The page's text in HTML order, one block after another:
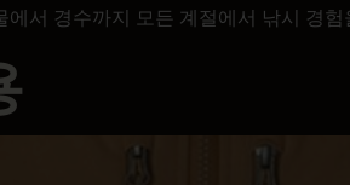
서 경수까지 모든 계절에서 낚시 경